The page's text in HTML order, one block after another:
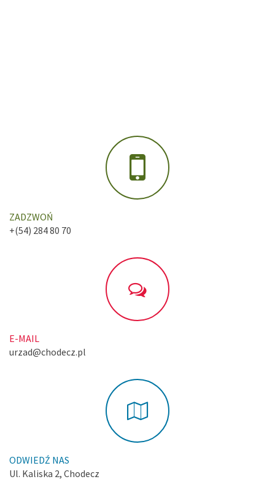
ZADZWOŃ
+(54) 284 80 70
E-MAIL
urzad@chodecz.pl
ODWIEDŹ NAS
Ul. Kaliska 2, Chodecz